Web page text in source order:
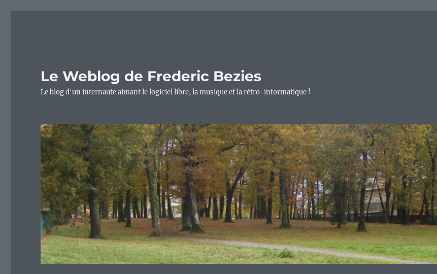
Le Weblog de Frederic Bezies
Le blog d'un internaute aimant le logiciel libre, la musique et la rétro-informatique !